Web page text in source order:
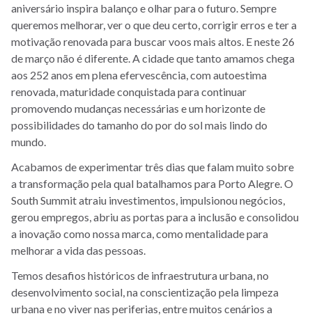
aniversário inspira balanço e olhar para o futuro. Sempre
queremos melhorar, ver o que deu certo, corrigir erros e ter a
motivação renovada para buscar voos mais altos. E neste 26
de março não é diferente. A cidade que tanto amamos chega
aos 252 anos em plena efervescência, com autoestima
renovada, maturidade conquistada para continuar
promovendo mudanças necessárias e um horizonte de
possibilidades do tamanho do por do sol mais lindo do
mundo.
Acabamos de experimentar três dias que falam muito sobre
a transformação pela qual batalhamos para Porto Alegre. O
South Summit atraiu investimentos, impulsionou negócios,
gerou empregos, abriu as portas para a inclusão e consolidou
a inovação como nossa marca, como mentalidade para
melhorar a vida das pessoas.
Temos desafios históricos de infraestrutura urbana, no
desenvolvimento social, na conscientização pela limpeza
urbana e no viver nas periferias, entre muitos cenários a